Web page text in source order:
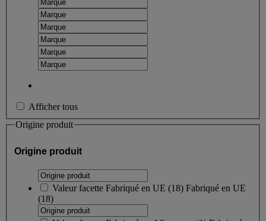
Afficher tous
Origine produit
Origine produit
Valeur facette Fabriqué en UE (18) Fabriqué en UE
(18)